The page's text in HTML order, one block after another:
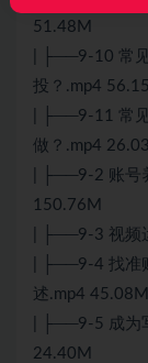
51.48M
| ├──9-10 常
投？.mp4
| ├──9-11 常
做？.mp4
| ├──9-2 账号
150.76M
| ├──9-3 视频
| ├──9-4 找准
述.mp4 45.08M
| ├──9-5 成为
24.40M